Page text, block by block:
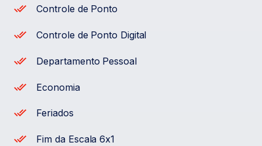
Controle de Ponto
Controle de Ponto Digital
Departamento Pessoal
Economia
Feriados
Fim da Escala 6x1